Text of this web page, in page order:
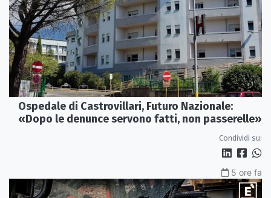
Ospedale di Castrovillari, Futuro Nazionale:
«Dopo le denunce servono fatti, non passerelle»
Condividi su:
5 ore fa